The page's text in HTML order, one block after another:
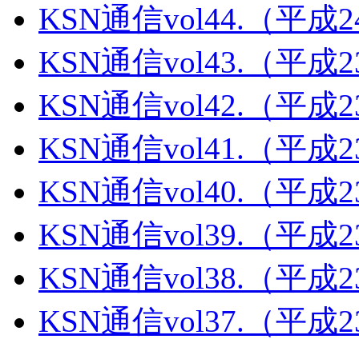
KSN通信vol44.（平成
KSN通信vol43.（平成
KSN通信vol42.（平成
KSN通信vol41.（平成
KSN通信vol40.（平成
KSN通信vol39.（平成
KSN通信vol38.（平成
KSN通信vol37.（平成